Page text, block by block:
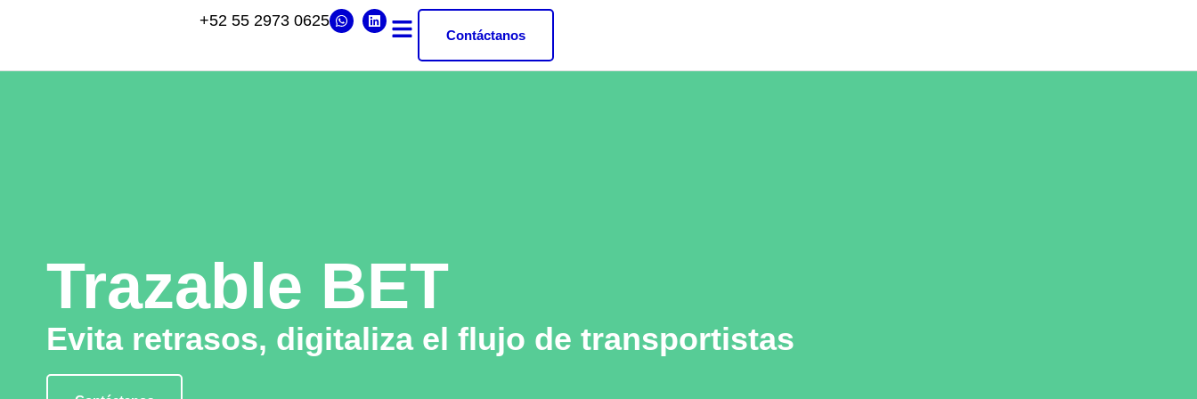
+52 55 2973 0625
Contáctanos
Trazable BET
Evita retrasos, digitaliza el flujo de transportistas